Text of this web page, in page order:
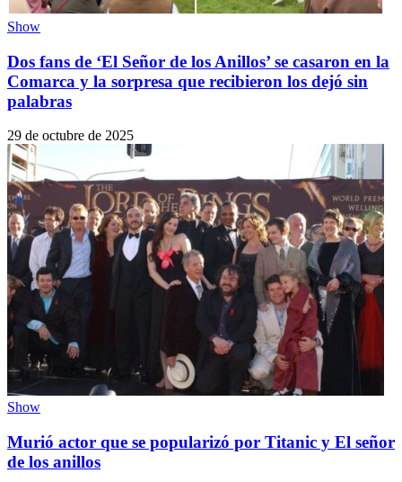
Show
Dos fans de ‘El Señor de los Anillos’ se casaron en la
Comarca y la sorpresa que recibieron los dejó sin
palabras
29 de octubre de 2025
Show
Murió actor que se popularizó por Titanic y El señor
de los anillos